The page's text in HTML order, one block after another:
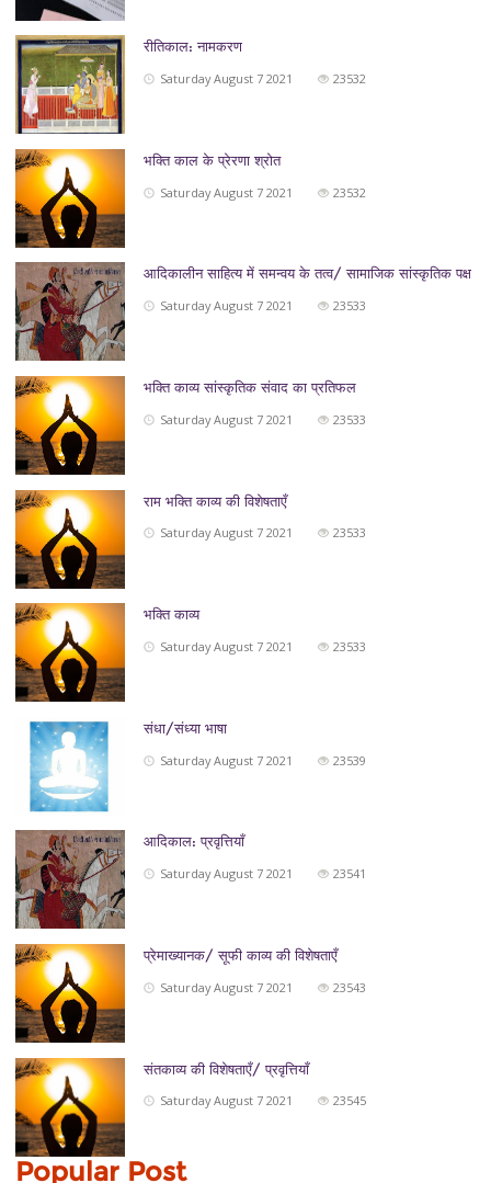
रीतिकाल: नामकरण
Saturday August 7 2021
23532
भक्ति काल के प्रेरणा श्रोत
Saturday August 7 2021
23532
आदिकालीन साहित्य में समन्वय के तत्व/ सामाजिक सांस्कृतिक पक्ष
Saturday August 7 2021
23533
भक्ति काव्य सांस्‍कृतिक संवाद का प्रतिफल
Saturday August 7 2021
23533
राम भक्ति काव्य की विशेषताएँ
Saturday August 7 2021
23533
भक्ति काव्य
Saturday August 7 2021
23533
संधा/संध्या भाषा
Saturday August 7 2021
23539
आदिकाल: प्रवृत्तियाँ
Saturday August 7 2021
23541
प्रेमाख्यानक/ सूफी काव्य की विशेषताएँ
Saturday August 7 2021
23543
संतकाव्य की विशेषताएँ/ प्रवृत्तियाँ
Saturday August 7 2021
23545
Popular Post